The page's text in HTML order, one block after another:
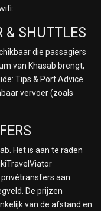
& SHUTTLES
die passagiers
van Khasab brengt,
Tips & Port Advice
vervoer (zoals
Het is aan te raden
aan
De prijzen
van de afstand en